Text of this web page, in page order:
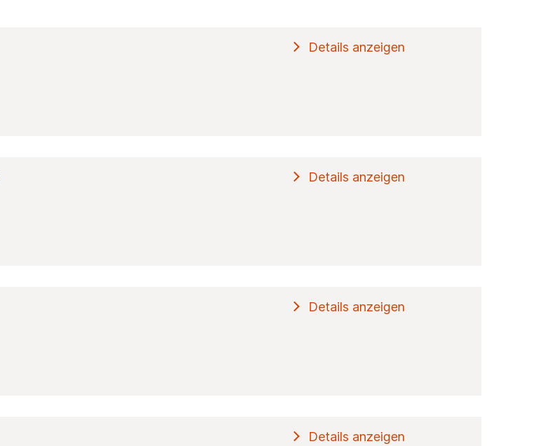
Details anzeigen
Details anzeigen
Details anzeigen
Details anzeigen